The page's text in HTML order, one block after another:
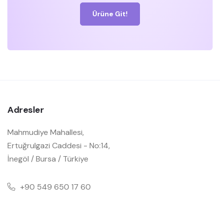
Ürüne Git!
Adresler
Mahmudiye Mahallesi,
Ertuğrulgazi Caddesi - No:14,
İnegöl / Bursa / Türkiye
+90 549 650 17 60